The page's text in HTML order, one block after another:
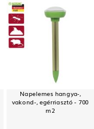
Napelemes hangya-,
vakond-, egérriasztó - 700
m2